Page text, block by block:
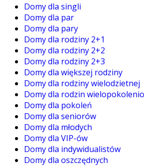
Domy dla singli
Domy dla par
Domy dla pary
Domy dla rodziny 2+1
Domy dla rodziny 2+2
Domy dla rodziny 2+3
Domy dla większej rodziny
Domy dla rodziny wielodzietnej
Domy dla rodzin
Domy dla pokoleń
Domy dla seniorów
Domy dla młodych
Domy dla VIP-ów
Domy dla indywidualistów
Domy dla oszczędnych